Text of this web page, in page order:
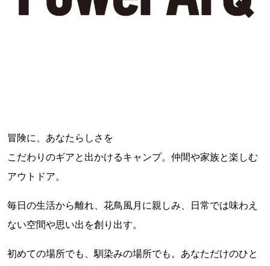
冒険に、あなたらしさを
こだわりのギアと出かけるキャンプ。仲間や家族と楽しむ
アウトドア。
毎日の生活から離れ、花鳥風月に親しみ、日常では味わえ
ない空間や思い出を創り出す。
初めての場所でも、馴染みの場所でも。あなただけのひと